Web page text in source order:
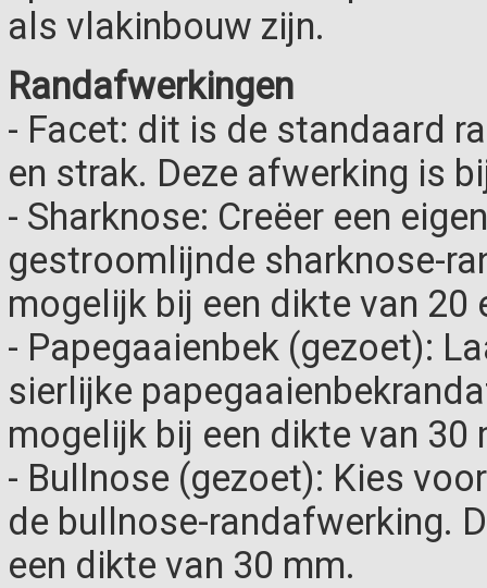
als vlakinbouw zijn.
Randafwerkingen
- Facet: dit is de standaard
en strak. Deze afwerking is
- Sharknose: Creëer een
gestroomlijnde sharknose-
mogelijk bij een dikte van 20
- Papegaaienbek (gezoet):
sierlijke
mogelijk bij een dikte van 30
- Bullnose (gezoet): Kies
de bullnose-randafwerking.
een dikte van 30 mm.